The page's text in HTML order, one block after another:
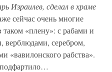
Израилев, сделал в храме
сейчас очень многие
«плену»: с рабами и
верблюдами, серебром,
«вавилонского рабства».